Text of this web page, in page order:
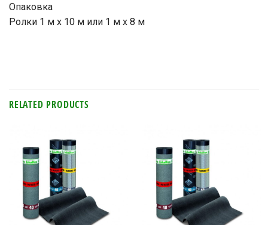
Опаковка
Ролки 1 м x 10 м или 1 м x 8 м
RELATED PRODUCTS